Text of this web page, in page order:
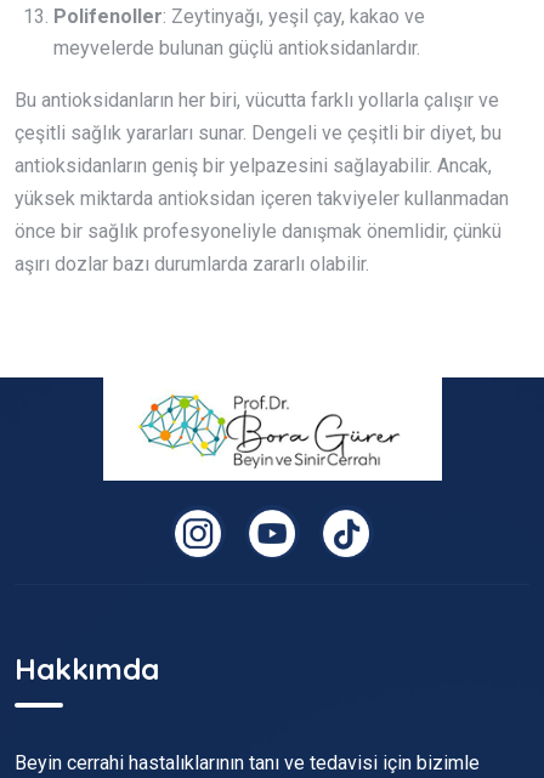
Polifenoller: Zeytinyağı, yeşil çay, kakao ve
meyvelerde bulunan güçlü antioksidanlardır.
Bu antioksidanların her biri, vücutta farklı yollarla çalışır ve
çeşitli sağlık yararları sunar. Dengeli ve çeşitli bir diyet, bu
antioksidanların geniş bir yelpazesini sağlayabilir. Ancak,
yüksek miktarda antioksidan içeren takviyeler kullanmadan
önce bir sağlık profesyoneliyle danışmak önemlidir, çünkü
aşırı dozlar bazı durumlarda zararlı olabilir.
Hakkımda
Beyin cerrahi hastalıklarının tanı ve tedavisi için bizimle